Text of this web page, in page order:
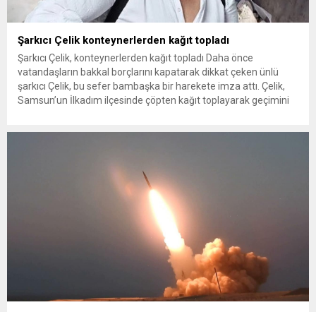
Şarkıcı Çelik konteynerlerden kağıt topladı
Şarkıcı Çelik, konteynerlerden kağıt topladı Daha önce
vatandaşların bakkal borçlarını kapatarak dikkat çeken ünlü
şarkıcı Çelik, bu sefer bambaşka bir harekete imza attı. Çelik,
Samsun’un İlkadım ilçesinde çöpten kağıt toplayarak geçimini